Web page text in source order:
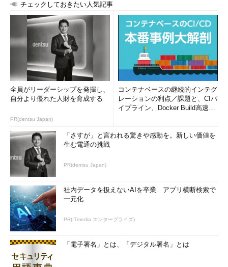
チェックしておきたい人気記事
全員がリーダーシップを発揮し、
自分より優れた人財を育成する
PR(dentsu Japan)
コンテナベースの継続的インテグ
レーションの利点／課題と、CIパ
イプライン、Docker Build高速化
「さすが」と言われる驚きや感動を。新しい価値を
生む電通の挑戦
PR(dentsu Japan)
社内データを扱えないAIを卒業 アプリ横断検索で
一元化
PR(ITmedia エンタープライズ)
「電子署名」とは、「デジタル署名」とは